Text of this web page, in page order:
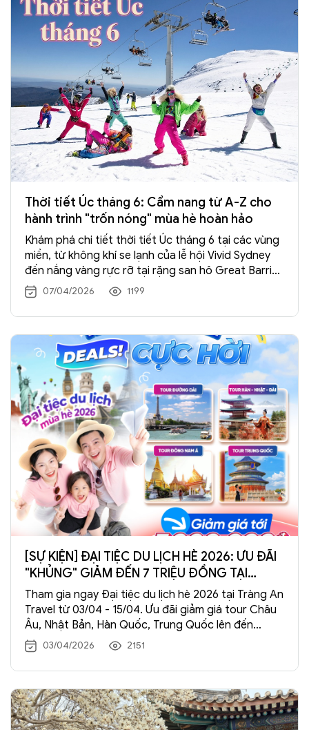
Thời tiết Úc tháng 6: Cẩm nang từ A-Z cho
hành trình "trốn nóng" mùa hè hoàn hảo
Khám phá chi tiết thời tiết Úc tháng 6 tại các vùng
miền, từ không khí se lạnh của lễ hội Vivid Sydney
đến nắng vàng rực rỡ tại rặng san hô Great Barrier.
Bài viết cung cấp kinh nghiệm chuẩn bị hành lý, lịch
trình gợi ý và những lưu ý quan trọng để bạn có
chuyến du lịch Úc trọn vẹn cùng Tràng An Travel.
07/04/2026 1199
[SỰ KIỆN] ĐẠI TIỆC DU LỊCH HÈ 2026: ƯU ĐÃI
"KHỦNG" GIẢM ĐẾN 7 TRIỆU ĐỒNG TẠI
TRÀNG AN TRAVEL
Tham gia ngay Đại tiệc du lịch hè 2026 tại Tràng An
Travel từ 03/04 - 15/04. Ưu đãi giảm giá tour Châu
Âu, Nhật Bản, Hàn Quốc, Trung Quốc lên đến
7.000.000đ. Đăng ký ngay để nhận quà tặng hấp
dẫn!
03/04/2026 2151